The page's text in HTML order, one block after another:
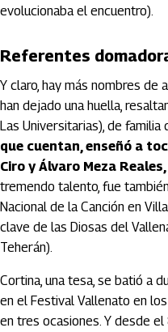
evolucionaba el encuentro).
Referentes
Y claro, hay más nombres
han dejado una huella,
Las Universitarias), de familia
que cuentan, enseñó a
Ciro y Álvaro Meza
tremendo talento, fue
Nacional de la Canción en
clave de las Diosas del
Teherán).
Cortina, una tesa, se batió a
en el Festival Vallenato en
en tres ocasiones. Y desde